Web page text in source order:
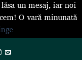
un mesaj, iar noi
O vară minunată